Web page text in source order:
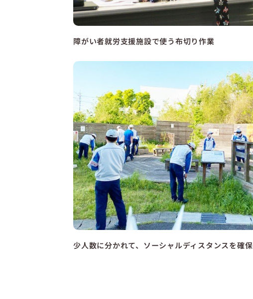
障がい者就労支援施設で使う布切り作業
少人数に分かれて、ソーシャルディスタンスを確保